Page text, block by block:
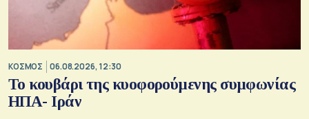
ΚΟΣΜΟΣ 06.08.2026, 12:30
Το κουβάρι της κυοφορούμενης συμφωνίας
ΗΠΑ- Ιράν